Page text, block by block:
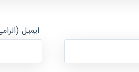
ایمیل